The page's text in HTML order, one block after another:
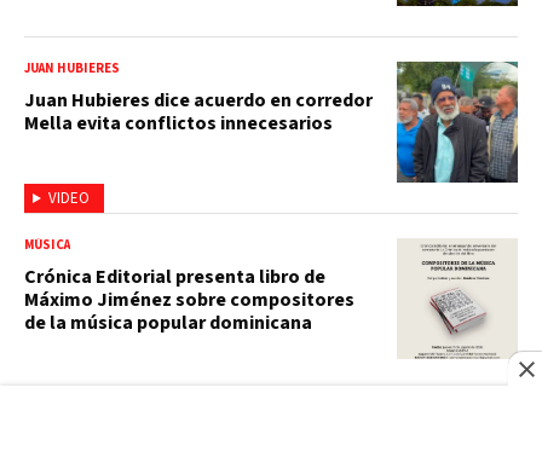
VIDEO
JUAN HUBIERES
Juan Hubieres dice acuerdo en corredor
Mella evita conflictos innecesarios
MÚSICA
Crónica Editorial presenta libro de
Máximo Jiménez sobre compositores
de la música popular dominicana